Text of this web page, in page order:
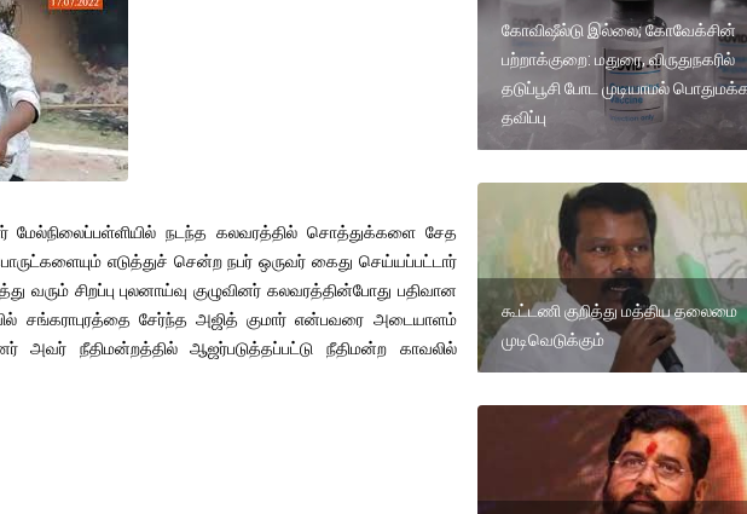
மேல்நிலைப்பள்ளியில் நடந்த கலவரத்தில் சொத்துக்களை சேத
எடுத்துச் சென்ற நபர் ஒருவர் கைது செய்யப்பட்டார்
வரும் சிறப்பு புலனாய்வு குழுவினர் கலவரத்தின்போது பதிவான
சங்கராபுரத்தை சேர்ந்த அஜித் குமார் என்பவரை அடையாளம்
அவர் நீதிமன்றத்தில் ஆஜர்படுத்தப்பட்டு நீதிமன்ற காவலில்
கோவிஷீல்டு இல்லை; கோவேக்சின்
பற்றாக்குறை: மதுரை, விருதுநகரில்
தடுப்பூசி போட முடியாமல்
தவிப்பு
கூட்டணி குறித்து மத்திய தலைமை
முடிவெடுக்கும்